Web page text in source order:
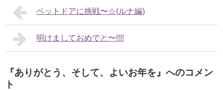
ペットドアに挑戦〜☆(ルナ編)
明けましておめでと〜!!!!
『ありがとう、そして、よいお年を』へのコメン
ト